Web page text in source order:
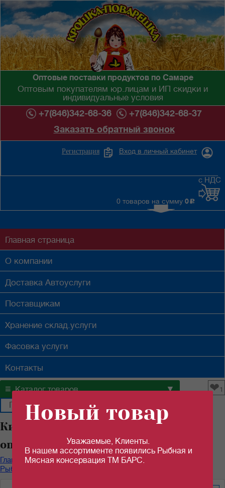
Оптовые поставки продуктов по Самаре
Оптовым покупателям юр.лицам и ИП скидки и
индивидуальные условия
+7(846)342-68-36
+7(846)342-68-37
Заказать обратный звонок
Вход в личный кабинет
Регистрация
0 товаров на сумму 0 c
с НДС
Главная страница
О компании
Доставка Автоуслуги
Поставщикам
Хранение склад.услуги
Фасовка услуги
Контакты
≡ Каталог товаров ▼ ❤1
Килька "РУССКИЙ РЫБНЫЙ МИР"
оптом в Самаре
Главная/ Каталог продуктов/ Рыбные консервы
Рыбные консервы "РУССКИЙ РЫБНЫЙ МИР"
Новый товар
Уважаемые, Клиенты.
В нашем ассортименте появились Рыбная и
Мясная консервация ТМ БАРС.